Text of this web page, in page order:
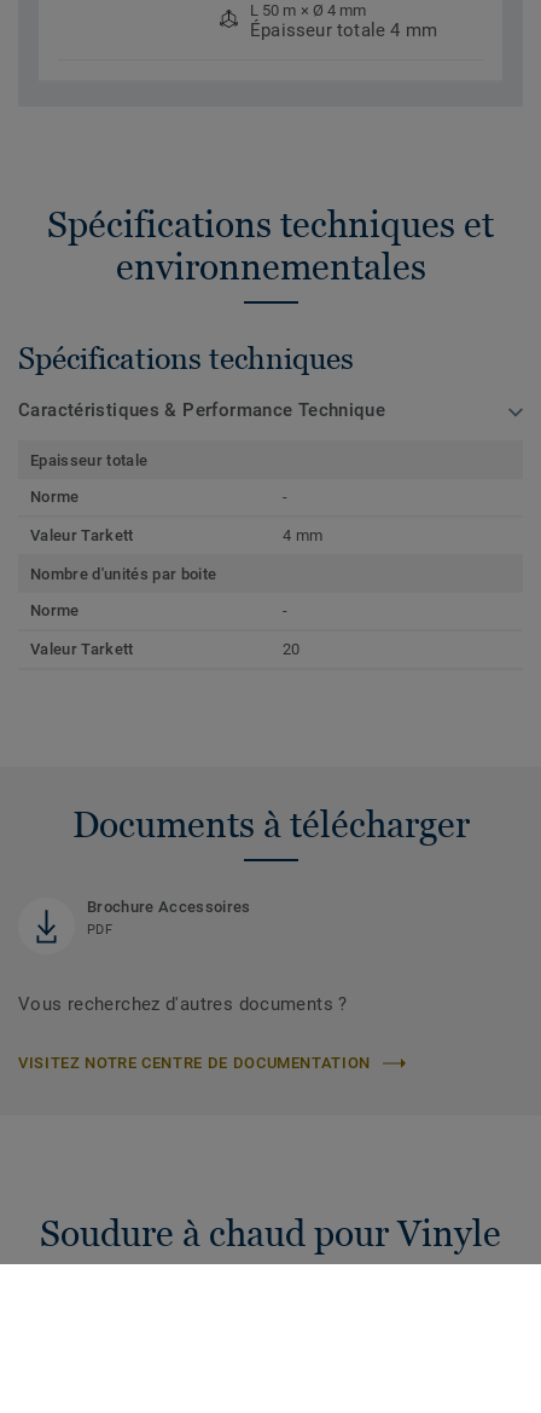
L 50 m × Ø 4 mm
Épaisseur totale 4 mm
Spécifications techniques et
environnementales
Spécifications techniques
Caractéristiques & Performance Technique
Epaisseur totale
Norme
-
Valeur Tarkett 4 mm
Nombre d'unités par boite
Norme
-
Valeur Tarkett 20
Documents à télécharger
Brochure Accessoires
PDF
Vous recherchez d'autres documents ?
VISITEZ NOTRE CENTRE DE DOCUMENTATION
Soudure à chaud pour Vinyle